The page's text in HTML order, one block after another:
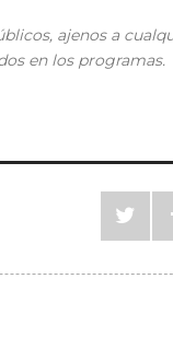
ajenos a
en los programas.